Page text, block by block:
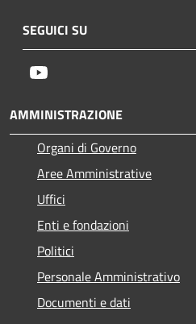
SEGUICI SU
AMMINISTRAZIONE
Organi di Governo
Aree Amministrative
Uffici
Enti e fondazioni
Politici
Personale Amministrativo
Documenti e dati